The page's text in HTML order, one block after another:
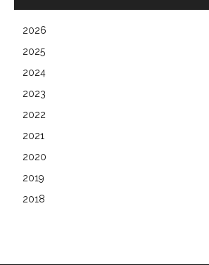
2026
2025
2024
2023
2022
2021
2020
2019
2018